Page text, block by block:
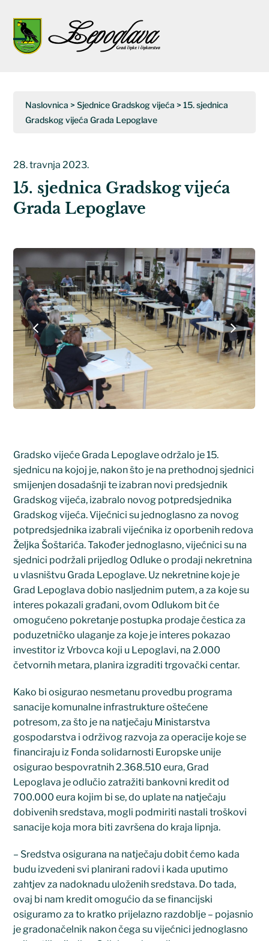
Ova
web
stranica
Open
Close
Naslovnica >Sjednice Gradskog vijeća >15. sjednica
Gradskog vijeća Grada Lepoglave
28. travnja 2023.
15. sjednica Gradskog vijeća
Grada Lepoglave
previous
slide
next
slide
Gradsko vijeće Grada Lepoglave održalo je 15.
sjednicu na kojoj je, nakon što je na prethodnoj sjednici
smijenjen dosadašnji te izabran novi predsjednik
Gradskog vijeća, izabralo novog potpredsjednika
Gradskog vijeća. Vijećnici su jednoglasno za novog
potpredsjednika izabrali vijećnika iz oporbenih redova
Željka Šoštarića. Također jednoglasno, vijećnici su na
sjednici podržali prijedlog Odluke o prodaji nekretnina
u vlasništvu Grada Lepoglave. Uz nekretnine koje je
Grad Lepoglava dobio nasljednim putem, a za koje su
interes pokazali građani, ovom Odlukom bit će
omogućeno pokretanje postupka prodaje čestica za
poduzetničko ulaganje za koje je interes pokazao
investitor iz Vrbovca koji u Lepoglavi, na 2.000
četvornih metara, planira izgraditi trgovački centar.
Kako bi osigurao nesmetanu provedbu programa
sanacije komunalne infrastrukture oštećene
potresom, za što je na natječaju Ministarstva
gospodarstva i održivog razvoja za operacije koje se
financiraju iz Fonda solidarnosti Europske unije
osigurao bespovratnih 2.368.510 eura, Grad
Lepoglava je odlučio zatražiti bankovni kredit od
700.000 eura kojim bi se, do uplate na natječaju
dobivenih sredstava, mogli podmiriti nastali troškovi
sanacije koja mora biti završena do kraja lipnja.
– Sredstva osigurana na natječaju dobit ćemo kada
budu izvedeni svi planirani radovi i kada uputimo
zahtjev za nadoknadu uloženih sredstava. Do tada,
ovaj bi nam kredit omogućio da se financijski
osiguramo za to kratko prijelazno razdoblje – pojasnio
je gradonačelnik nakon čega su vijećnici jednoglasno